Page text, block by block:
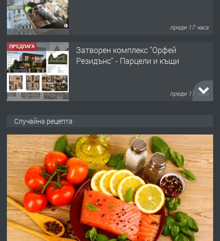
преди 17 часа
ПРЕДЛАГА
Затворен комплекс "Орфей
Резидънс" - Парцели и къщи
преди 17 часа
537 426
преди 17 часа
ПРЕДЛАГА
Давам обзаведено жилище за жена
без брокери 0889 537 426
преди 17 часа
Случайна рецепта